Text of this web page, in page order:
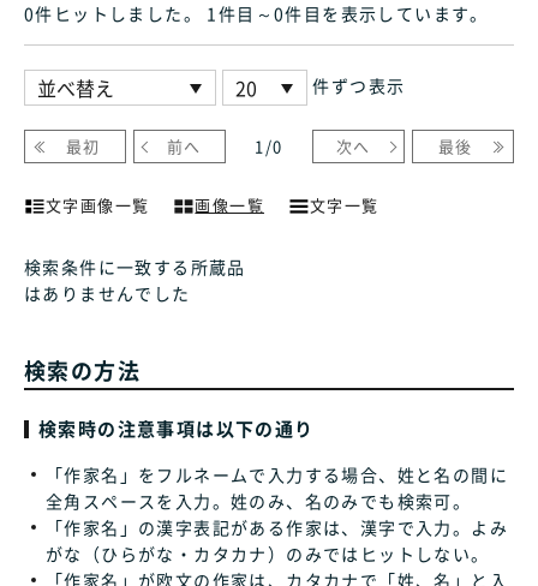
0件ヒット しました。 1件目～0件目 を表示しています。
件ずつ表示
最初 前へ 1 /0 次へ 最後
文字画像一覧 画像一覧 文字一覧
検索条件に一致する所蔵品
はありませんでした
検索の方法
検索時の注意事項は以下の通り
「作家名」をフルネームで入力する場合、姓と名の間に
全角スペースを入力。姓のみ、名のみでも検索可。
「作家名」の漢字表記がある作家は、漢字で入力。よみ
がな（ひらがな・カタカナ）のみではヒットしない。
「作家名」が欧文の作家は、カタカナで「姓、名」と入